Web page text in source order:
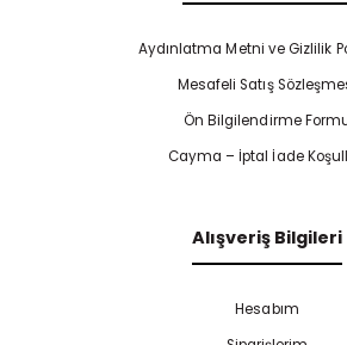
Aydınlatma Metni ve Gizlilik
Mesafeli Satış
Ön Bilgilendirme
Cayma – İptal İade
Alışveriş Bilgileri
Hesabım